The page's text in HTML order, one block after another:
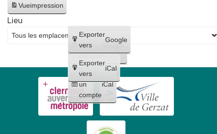
Vueimpression
Créer
un
compte
Google
Créer
un
compte
iCal
Exporter
vers
Google
Exporter
vers
iCal
Lieu